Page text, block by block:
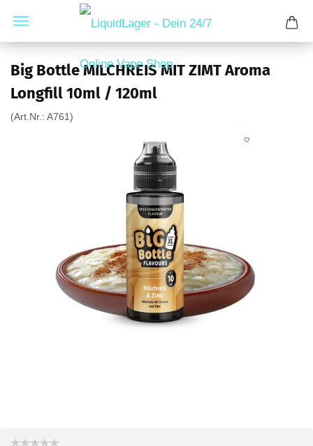
Big Bottle MILCHREIS MIT ZIMT Aroma
Longfill 10ml / 120ml
(Art.Nr.: A761)